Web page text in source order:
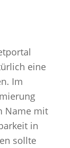
eine
Im
Name mit
in
sollte